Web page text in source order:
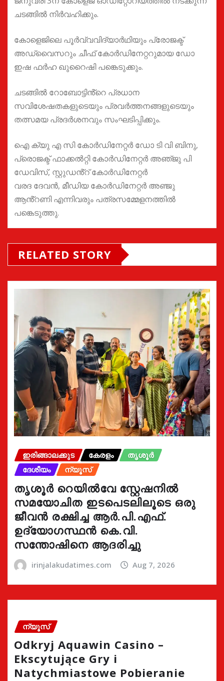
ചടങ്ങിൽ നിർവഹിക്കും.
കോളെജിലെ പൂർവ്വവിദ്യാർഥിയും പ്രോജക്ട്
അഡ്വൈസറും ചീഫ് കോർഡിനേറ്ററുമായ ഡോ
ഇഷ ഫർഹ ഖുറൈഷി പങ്കെടുക്കും.
ചടങ്ങിൽ റോബോട്ടിൻ്റെ പ്രധാന
സവിശേഷതകളുടെയും പ്രവർത്തനങ്ങളുടെയും
തത്സമയ പ്രദർശനവും സംഘടിപ്പിക്കും.
ഐ ക്യു എ സി കോർഡിനേറ്റർ ഡോ ടി വി ബിനു,
പ്രൊജക്ട് ഫാക്കൽറ്റി കോർഡിനേറ്റർ അഞ്‌ജു പി
ഡേവിസ്, സ്റ്റുഡൻ്റ് കോർഡിനേറ്റർ
വരദ ദേവൻ, മീഡിയ കോർഡിനേറ്റർ അഞ്ജു
ആൻ്റണി എന്നിവരും പത്രസമ്മേളനത്തിൽ
പങ്കെടുത്തു.
RELATED STORY
ഇരിങ്ങാലക്കുട കേരളം
തൃശൂർ
ദേശീയം
ന്യൂസ്
തൃശൂർ റെയിൽവേ സ്റ്റേഷനിൽ
സമയോചിത ഇടപെടലിലൂടെ ഒരു
ജീവൻ രക്ഷിച്ച ആർ.പി.എഫ്.
ഉദ്യോഗസ്ഥൻ കെ.വി.
സന്തോഷിനെ ആദരിച്ചു
irinjalakudatimes.com Aug 7, 2026
ന്യൂസ്
Odkryj Aquawin Casino –
Ekscytujące Gry i
Natychmiastowe Pobieranie